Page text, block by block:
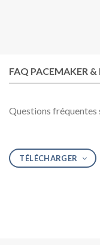
FAQ PACEMAKER &
Questions fréquentes
TÉLÉCHARGER